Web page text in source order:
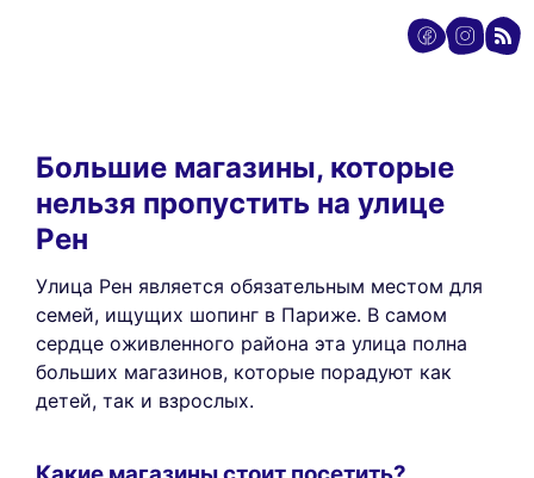
Большие магазины, которые
нельзя пропустить на улице
Рен
Улица Рен является обязательным местом для
семей, ищущих шопинг в Париже. В самом
сердце оживленного района эта улица полна
больших магазинов, которые порадуют как
детей, так и взрослых.